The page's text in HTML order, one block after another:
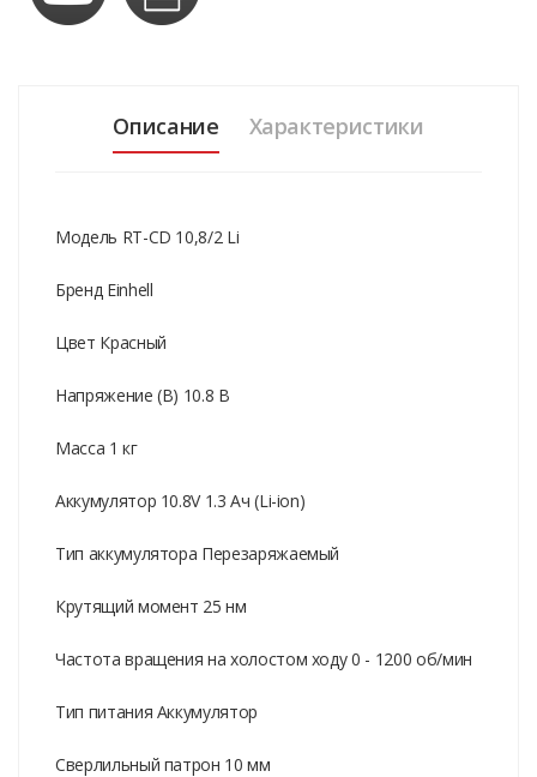
Описание Характеристики
Модель RT-CD 10,8/2 Li
Бренд Einhell
Цвет Красный
Напряжение (В) 10.8 В
Масса 1 кг
Аккумулятор 10.8V 1.3 Ач (Li-ion)
Тип аккумулятора Перезаряжаемый
Крутящий момент 25 нм
Частота вращения на холостом ходу 0 - 1200 об/мин
Тип питания Аккумулятор
Сверлильный патрон 10 мм